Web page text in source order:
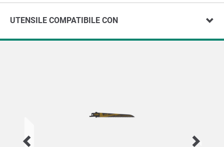
UTENSILE COMPATIBILE CON